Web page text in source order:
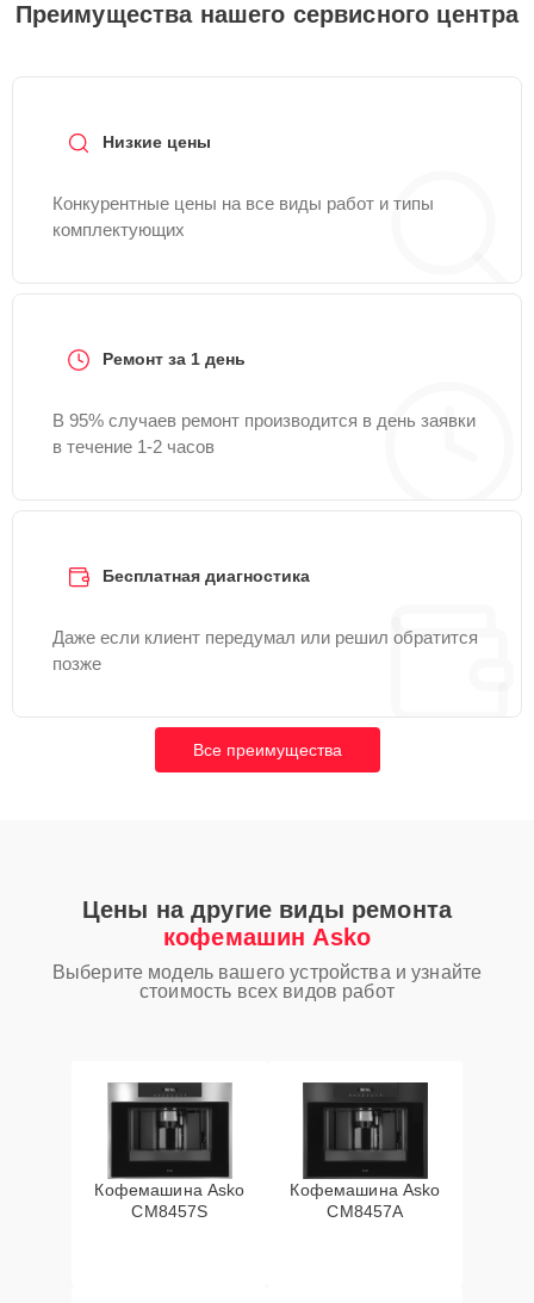
Преимущества нашего сервисного центра
Низкие цены
Конкурентные цены на все виды работ и типы
комплектующих
Ремонт за 1 день
В 95% случаев ремонт производится в день заявки
в течение 1-2 часов
Бесплатная диагностика
Даже если клиент передумал или решил обратится
позже
Все преимущества
Цены на другие виды ремонта
кофемашин Asko
Выберите модель вашего устройства и узнайте
стоимость всех видов работ
Кофемашина Asko
CM8457S
Кофемашина Asko
CM8457A